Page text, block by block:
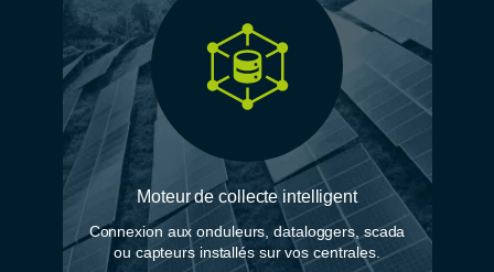
Moteur de collecte intelligent
Connexion aux onduleurs, dataloggers, scada
ou capteurs installés sur vos centrales.